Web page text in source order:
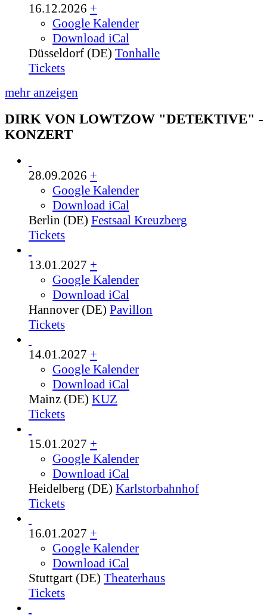
16.12.2026 +
Google Kalender
Download iCal
Düsseldorf (DE) Tonhalle
Tickets
mehr anzeigen
DIRK VON LOWTZOW "DETEKTIVE" -
KONZERT
28.09.2026 +
Google Kalender
Download iCal
Berlin (DE) Festsaal Kreuzberg
Tickets
13.01.2027 +
Google Kalender
Download iCal
Hannover (DE) Pavillon
Tickets
14.01.2027 +
Google Kalender
Download iCal
Mainz (DE) KUZ
Tickets
15.01.2027 +
Google Kalender
Download iCal
Heidelberg (DE) Karlstorbahnhof
Tickets
16.01.2027 +
Google Kalender
Download iCal
Stuttgart (DE) Theaterhaus
Tickets